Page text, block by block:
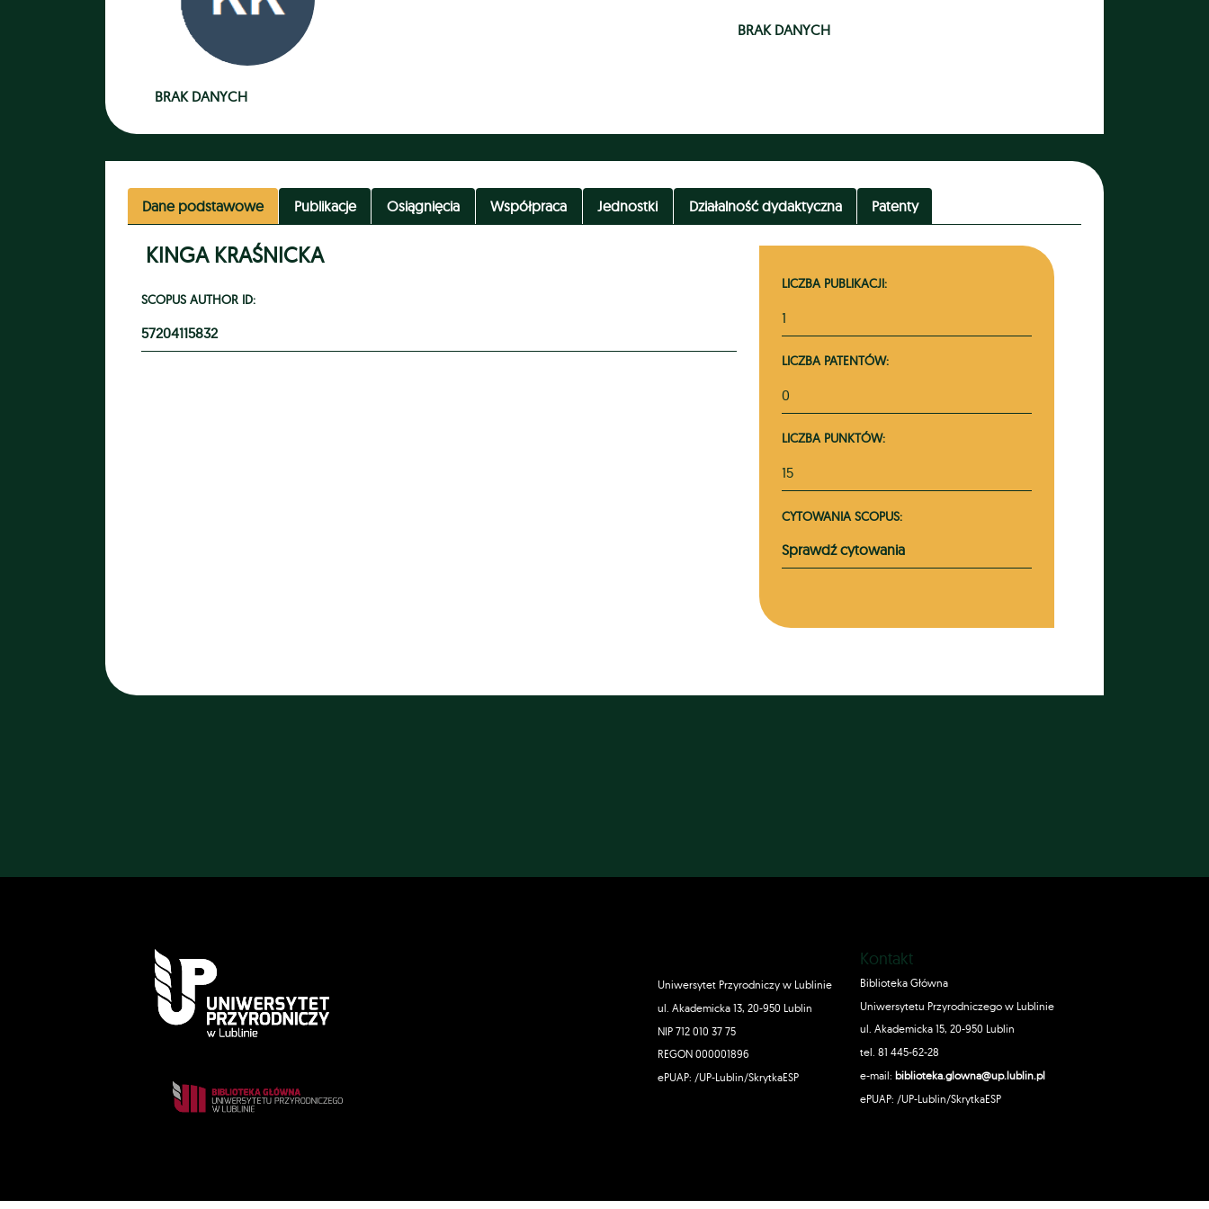
BRAK DANYCH
BRAK DANYCH
Dane podstawowe Publikacje Osiągnięcia Współpraca Jednostki Działalność dydaktyczna Patenty
KINGA KRAŚNICKA
SCOPUS AUTHOR ID:
57204115832
LICZBA PUBLIKACJI:
1
LICZBA PATENTÓW:
0
LICZBA PUNKTÓW:
15
CYTOWANIA SCOPUS:
Sprawdź cytowania
Uniwersytet Przyrodniczy w Lublinie
ul. Akademicka 13, 20-950 Lublin
NIP 712 010 37 75
REGON 000001896
ePUAP: /UP-Lublin/SkrytkaESP
Kontakt
Biblioteka Główna
Uniwersytetu Przyrodniczego w Lublinie
ul. Akademicka 15, 20-950 Lublin
tel. 81 445-62-28
e-mail: biblioteka.glowna@up.lublin.pl
ePUAP: /UP-Lublin/SkrytkaESP